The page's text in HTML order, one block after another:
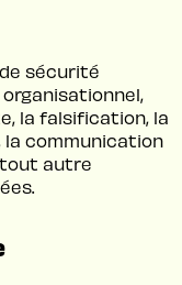
sécurité
la falsification, la
la communication
tout autre